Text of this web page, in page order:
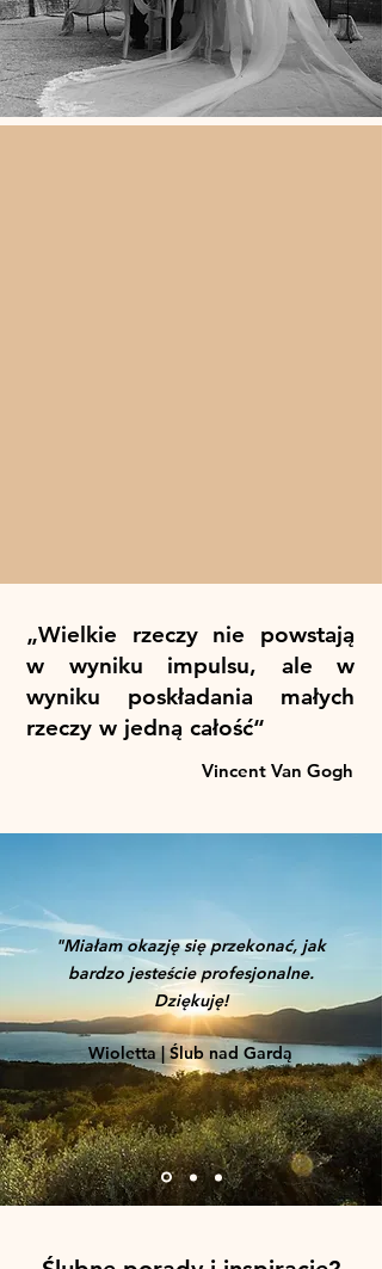
„Wielkie rzeczy nie powstają
w wyniku impulsu, ale w
wyniku poskładania małych
rzeczy w jedną całość“
Vincent Van Gogh
"Miałam okazję się przekonać, jak
bardzo jesteście profesjonalne.
Dziękuję!
Wioletta | Ślub nad Gardą